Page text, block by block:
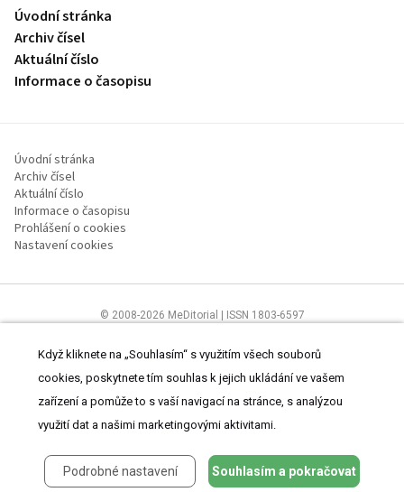
Úvodní stránka
Archiv čísel
Aktuální číslo
Informace o časopisu
Úvodní stránka
Archiv čísel
Aktuální číslo
Informace o časopisu
Prohlášení o cookies
Nastavení cookies
© 2008-2026 MeDitorial | ISSN 1803-6597
zdravotnictví.Čtěte prohlášeníaZásady zpracování osobních údajů
Když kliknete na „Souhlasím“ s využitím všech souborů
cookies, poskytnete tím souhlas k jejich ukládání ve vašem
zařízení a pomůže to s vaší navigací na stránce, s analýzou
využití dat a našimi marketingovými aktivitami.
Podrobné nastavení Souhlasím a pokračovat